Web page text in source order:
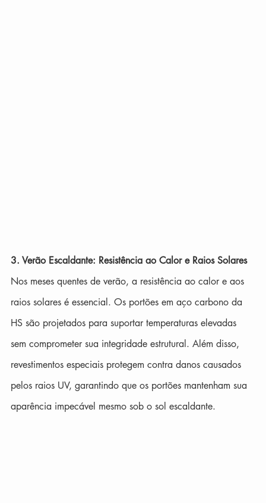
3. Verão Escaldante: Resistência ao Calor e Raios Solares
Nos meses quentes de verão, a resistência ao calor e aos
raios solares é essencial. Os portões em aço carbono da
HS são projetados para suportar temperaturas elevadas
sem comprometer sua integridade estrutural. Além disso,
revestimentos especiais protegem contra danos causados
pelos raios UV, garantindo que os portões mantenham sua
aparência impecável mesmo sob o sol escaldante.